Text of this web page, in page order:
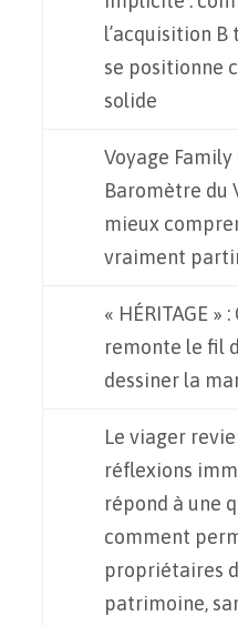
l’acquisition B
se positionne
solide
Voyage
Baromètre du
mieux
vraiment
« HÉRITAGE »
remonte le fil
dessiner la
Le viager
réflexions
répond à une
comment
propriétaires
patrimoine,